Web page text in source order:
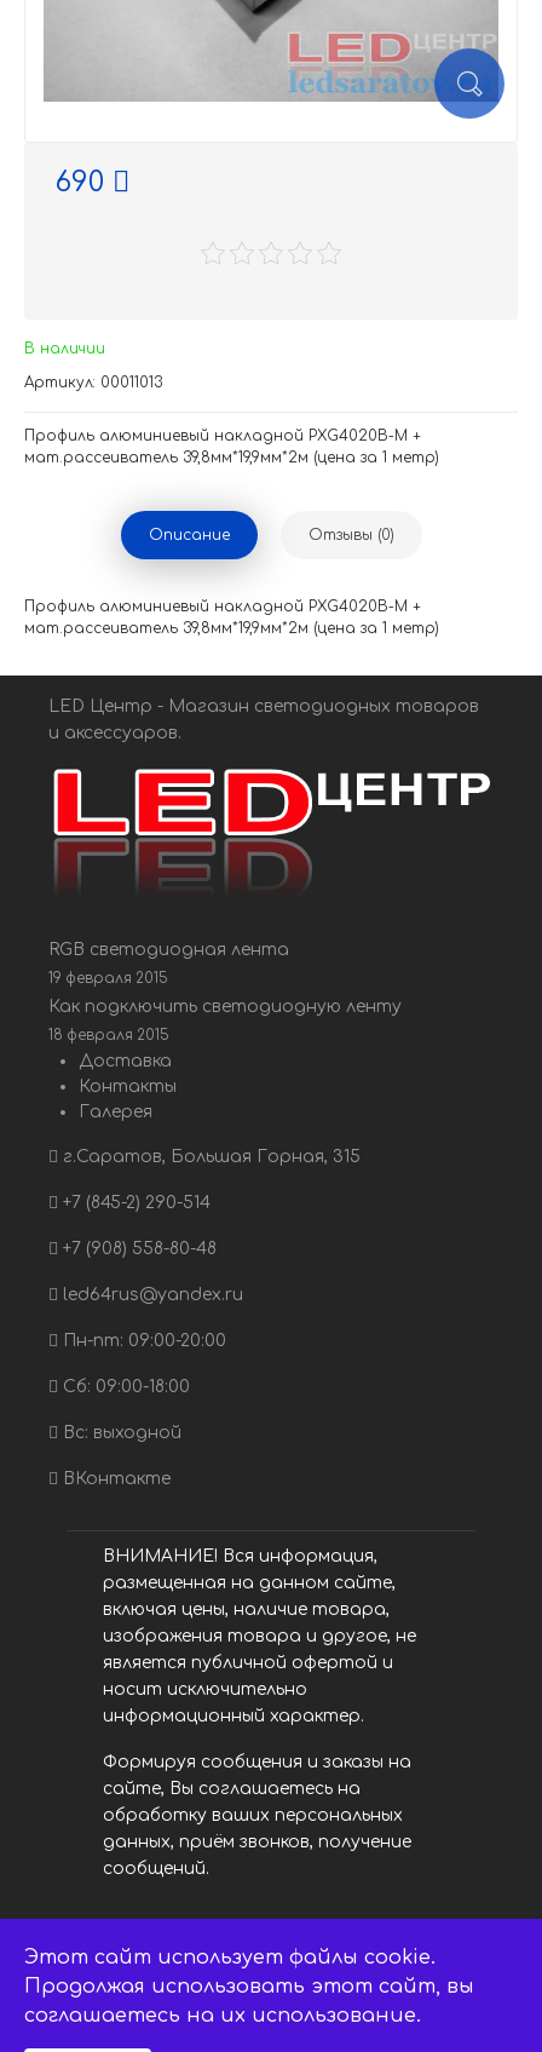
690
В наличии
Артикул: 00011013
Профиль алюминиевый накладной PXG4020B-M +
мат.рассеиватель 39,8мм*19,9мм*2м (цена за 1 метр)
Описание Отзывы (0)
Профиль алюминиевый накладной PXG4020B-M +
мат.рассеиватель 39,8мм*19,9мм*2м (цена за 1 метр)
LED Центр - Магазин светодиодных товаров
и аксессуаров.
RGB светодиодная лента
19 февраля 2015
Как подключить светодиодную ленту
18 февраля 2015
Доставка
Контакты
Галерея
г.Саратов, Большая Горная, 315
+7 (845-2) 290-514
+7 (908) 558-80-48
led64rus@yandex.ru
Пн-пт: 09:00-20:00
Сб: 09:00-18:00
Вс: выходной
ВКонтакте
ВНИМАНИЕ! Вся информация,
размещенная на данном сайте,
включая цены, наличие товара,
изображения товара и другое, не
является публичной офертой и
носит исключительно
информационный характер.
Формируя сообщения и заказы на
сайте, Вы соглашаетесь на
обработку ваших персональных
данных, приём звонков, получение
сообщений.
LED центр. © 2014 - 2026
ledsaratov.ru. Все права защищены.
Этот сайт использует файлы cookie.
Продолжая использовать этот сайт, вы
соглашаетесь на их использование.